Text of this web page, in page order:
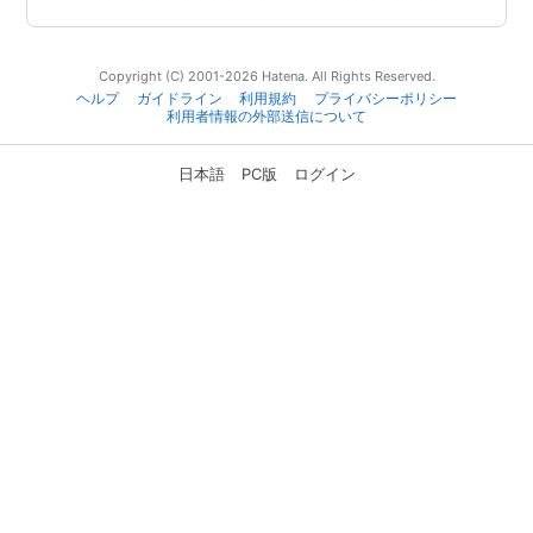
Copyright (C) 2001-2026 Hatena. All Rights Reserved.
ヘルプ
ガイドライン 利用規約
プライバシーポリシー
利用者情報の外部送信について
日本語 PC版 ログイン